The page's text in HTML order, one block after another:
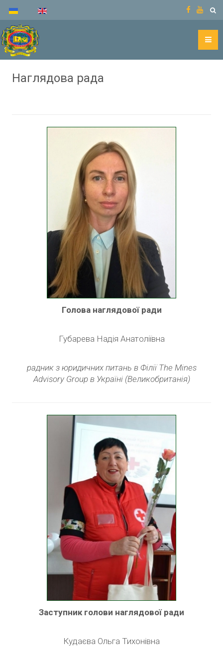
Наглядова рада
Голова наглядової ради
Губарева Надія Анатоліївна
радник з юридичних питань в Філії The Mines
Advisory Group в Україні (Великобританія)
Заступник голови наглядової ради
Кудаєва Ольга Тихонівна